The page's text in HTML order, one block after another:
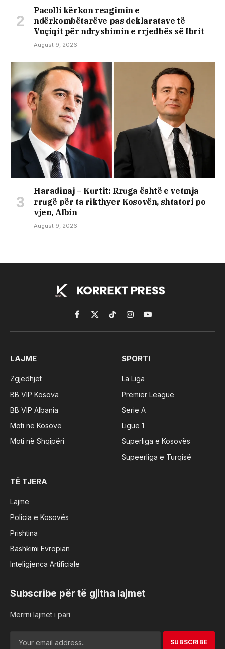
Pacolli kërkon reagimin e
ndërkombëtarëve pas deklaratave të
Vuçiqit për ndryshimin e rrjedhës së Ibrit
August 9, 2026
Haradinaj – Kurtit: Rruga është e vetmja
rrugë për ta rikthyer Kosovën, shtatori po
vjen, Albin
August 9, 2026
Facebook
X
(Twitter)
TikTokInstagramYouTube
LAJME
Zgjedhjet
BB VIP Kosova
BB VIP Albania
Moti në Kosovë
Moti në Shqipëri
SPORTI
La Liga
Premier League
Serie A
Ligue 1
Superliga e Kosovës
Supeerliga e Turqisë
TË TJERA
Lajme
Policia e Kosovës
Prishtina
Bashkimi Evropian
Inteligjenca Artificiale
Subscribe për të gjitha lajmet
Merrni lajmet i pari